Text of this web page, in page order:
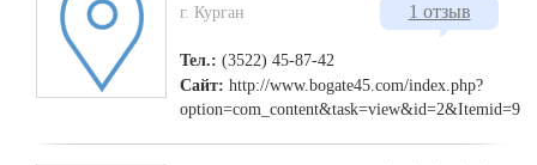
1 отзыв
г. Курган
Тел.: (3522) 45-87-42
Сайт: http://www.bogate45.com/index.php?
option=com_content&task=view&id=2&Itemid=9